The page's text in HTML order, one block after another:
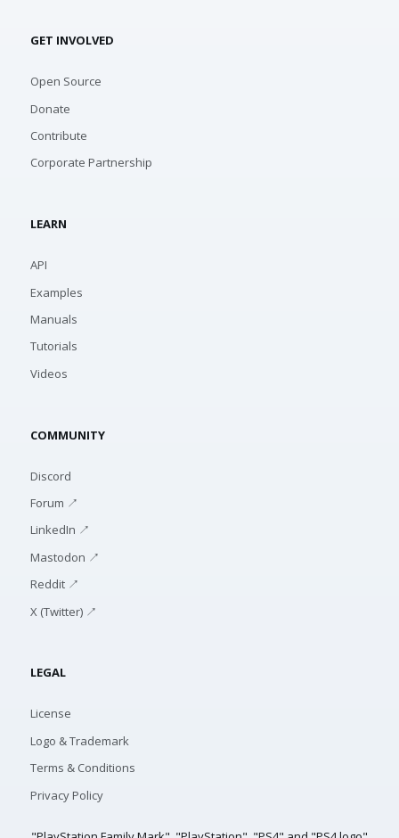
GET INVOLVED
Open Source
Donate
Contribute
Corporate Partnership
LEARN
API
Examples
Manuals
Tutorials
Videos
COMMUNITY
Discord
Forum ↗
LinkedIn ↗
Mastodon ↗
Reddit ↗
X (Twitter) ↗
LEGAL
License
Logo & Trademark
Terms & Conditions
Privacy Policy